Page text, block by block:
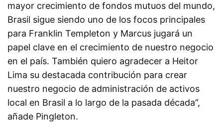
mayor crecimiento de fondos mutuos del mundo,
Brasil sigue siendo uno de los focos principales
para Franklin Templeton y Marcus jugará un
papel clave en el crecimiento de nuestro negocio
en el país. También quiero agradecer a Heitor
Lima su destacada contribución para crear
nuestro negocio de administración de activos
local en Brasil a lo largo de la pasada década”,
añade Pingleton.